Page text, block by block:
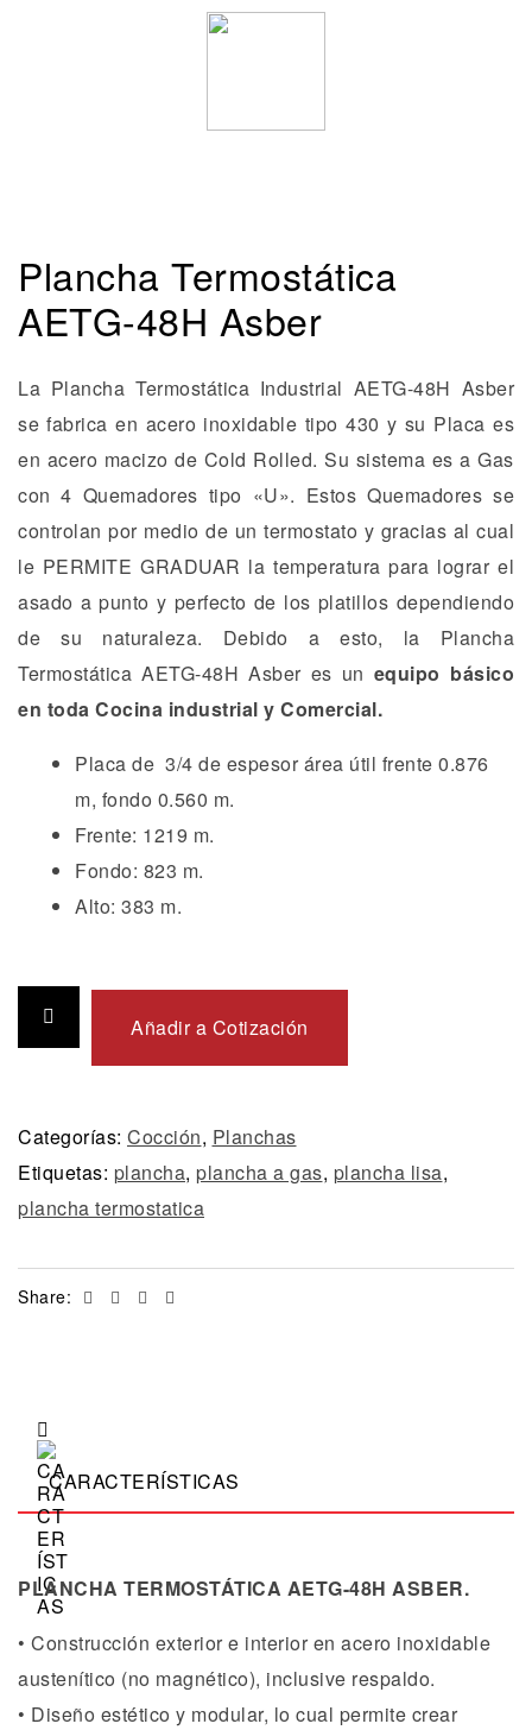
Plancha Termostática
AETG-48H Asber
La Plancha Termostática Industrial AETG-48H Asber
se fabrica en acero inoxidable tipo 430 y su Placa es
en acero macizo de Cold Rolled. Su sistema es a Gas
con 4 Quemadores tipo «U». Estos Quemadores se
controlan por medio de un termostato y gracias al cual
le PERMITE GRADUAR la temperatura para lograr el
asado a punto y perfecto de los platillos dependiendo
de su naturaleza. Debido a esto, la Plancha
Termostática AETG-48H Asber es un equipo básico
en toda Cocina industrial y Comercial.
Placa de 3/4 de espesor área útil frente 0.876
m, fondo 0.560 m.
Frente: 1219 m.
Fondo: 823 m.
Alto: 383 m.
Añadir a Cotización
Categorías: Cocción, Planchas
Etiquetas: plancha, plancha a gas, plancha lisa,
plancha termostatica
Share: Facebook
TwitterLinkedin
CARACTERÍSTICAS
PLANCHA TERMOSTÁTICA AETG-48H ASBER.
• Construcción exterior e interior en acero inoxidable
austenítico (no magnético), inclusive respaldo.
• Diseño estético y modular, lo cual permite crear